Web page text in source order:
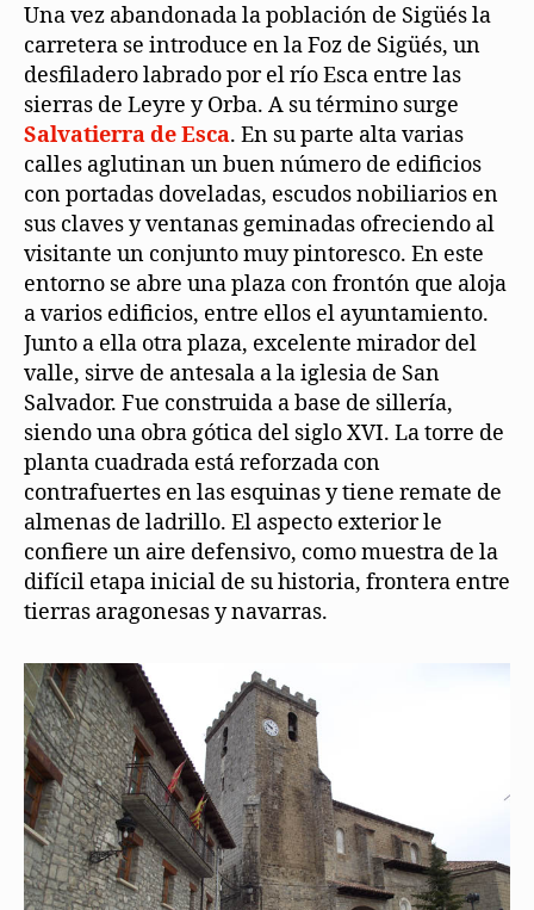
Una vez abandonada la población de Sigüés la
carretera se introduce en la Foz de Sigüés, un
desfiladero labrado por el río Esca entre las
sierras de Leyre y Orba. A su término surge
Salvatierra de Esca. En su parte alta varias
calles aglutinan un buen número de edificios
con portadas doveladas, escudos nobiliarios en
sus claves y ventanas geminadas ofreciendo al
visitante un conjunto muy pintoresco. En este
entorno se abre una plaza con frontón que aloja
a varios edificios, entre ellos el ayuntamiento.
Junto a ella otra plaza, excelente mirador del
valle, sirve de antesala a la iglesia de San
Salvador. Fue construida a base de sillería,
siendo una obra gótica del siglo XVI. La torre de
planta cuadrada está reforzada con
contrafuertes en las esquinas y tiene remate de
almenas de ladrillo. El aspecto exterior le
confiere un aire defensivo, como muestra de la
difícil etapa inicial de su historia, frontera entre
tierras aragonesas y navarras.